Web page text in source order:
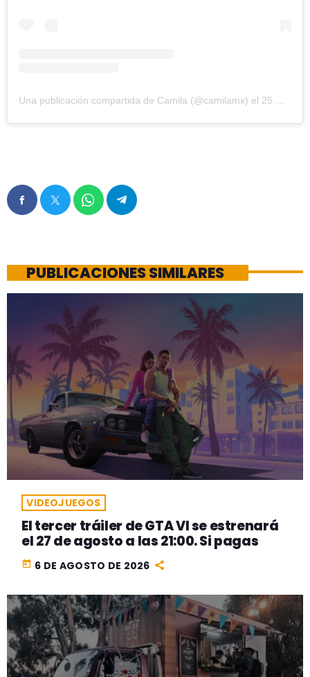
Una publicación compartida de Camila (@camilamx) el 25 Nov, 2018 a las 4:04 PST
PUBLICACIONES SIMILARES
VIDEOJUEGOS
El tercer tráiler de GTA VI se estrenará
el 27 de agosto a las 21:00. Si pagas
today 6 DE AGOSTO DE 2026